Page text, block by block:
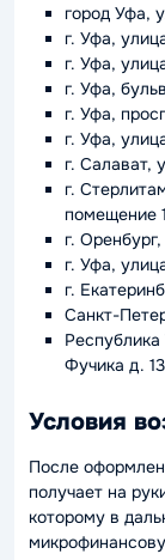
город Уфа,
г. Уфа,
г. Уфа,
г. Уфа,
г. Уфа,
г. Уфа,
г. Салават,
г.
помещение
г.
г. Уфа,
г.
Санкт-
Фучика д.
Условия
После
получает на
которому в